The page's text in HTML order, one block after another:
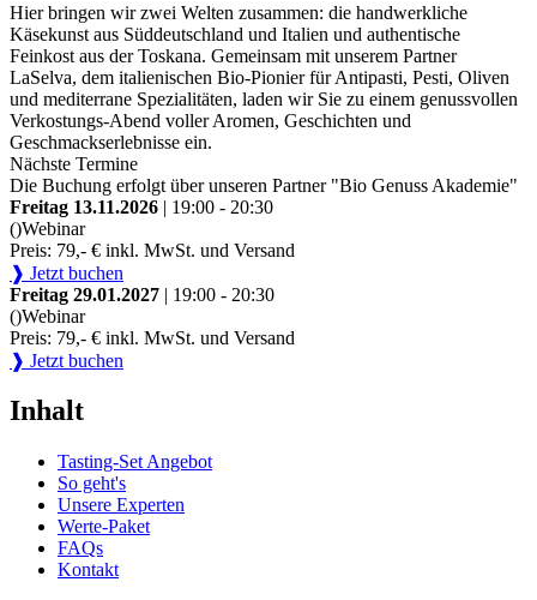
Hier bringen wir zwei Welten zusammen: die handwerkliche
Käsekunst aus Süddeutschland und Italien und authentische
Feinkost aus der Toskana. Gemeinsam mit unserem Partner
LaSelva, dem italienischen Bio-Pionier für Antipasti, Pesti, Oliven
und mediterrane Spezialitäten, laden wir Sie zu einem genussvollen
Verkostungs-Abend voller Aromen, Geschichten und
Geschmackserlebnisse ein.
Nächste Termine
Die Buchung erfolgt über unseren Partner "Bio Genuss Akademie"
Freitag 13.11.2026 | 19:00 - 20:30
()Webinar
Preis: 79,- € inkl. MwSt. und Versand
❱ Jetzt buchen
Freitag 29.01.2027 | 19:00 - 20:30
()Webinar
Preis: 79,- € inkl. MwSt. und Versand
❱ Jetzt buchen
Inhalt
Tasting-Set Angebot
So geht's
Unsere Experten
Werte-Paket
FAQs
Kontakt